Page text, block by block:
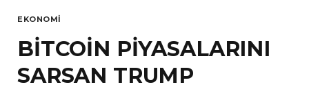
EKONOMI
BİTCOİN PİYASALARINI
SARSAN TRUMP